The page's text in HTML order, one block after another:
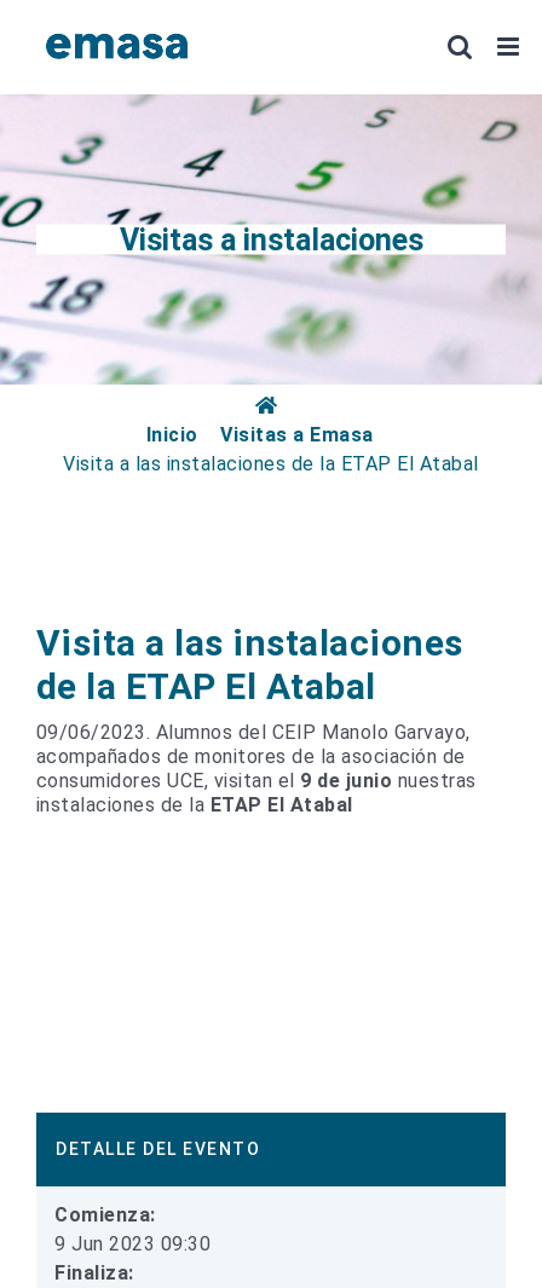
Visitas a instalaciones
Inicio
Visitas a Emasa
Visita a las instalaciones de la ETAP El Atabal
Visita a las instalaciones
de la ETAP El Atabal
09/06/2023. Alumnos del CEIP Manolo Garvayo,
acompañados de monitores de la asociación de
consumidores UCE, visitan el 9 de junio nuestras
instalaciones de la ETAP El Atabal
DETALLE DEL EVENTO
Comienza:
9 Jun 2023 09:30
Finaliza: